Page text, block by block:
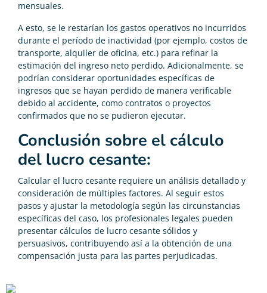
mensuales.
A esto, se le restarían los gastos operativos no incurridos
durante el período de inactividad (por ejemplo, costos de
transporte, alquiler de oficina, etc.) para refinar la
estimación del ingreso neto perdido. Adicionalmente, se
podrían considerar oportunidades específicas de
ingresos que se hayan perdido de manera verificable
debido al accidente, como contratos o proyectos
confirmados que no se pudieron ejecutar.
Conclusión sobre el cálculo
del lucro cesante:
Calcular el lucro cesante requiere un análisis detallado y
consideración de múltiples factores. Al seguir estos
pasos y ajustar la metodología según las circunstancias
específicas del caso, los profesionales legales pueden
presentar cálculos de lucro cesante sólidos y
persuasivos, contribuyendo así a la obtención de una
compensación justa para las partes perjudicadas.